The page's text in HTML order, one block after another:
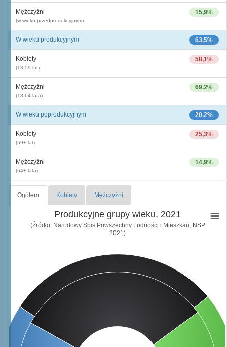
15,9%
Mężczyźni
(w wieku przedprodukcyjnym)
63,5%
W wieku produkcyjnym
58,1%
Kobiety
(18-59 lat)
69,2%
Mężczyźni
(18-64 lata)
20,2%
W wieku poprodukcyjnym
25,3%
Kobiety
(59+ lat)
14,9%
Mężczyźni
(64+ lata)
Ogółem Kobiety Mężczyźni
Produkcyjne grupy wieku, 2021
(Źródło: Narodowy Spis Powszechny Ludności i Mieszkań, NSP
2021)